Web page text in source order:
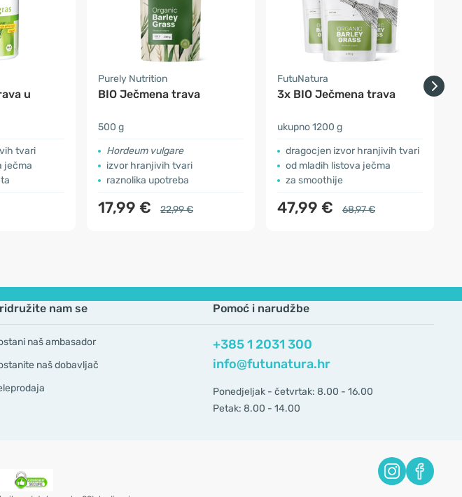
u
tvari
ječma
Purely Nutrition
BIO Ječmena trava
500 g
Hordeum vulgare
izvor hranjivih tvari
raznolika upotreba
17,99 € 22,99 €
FutuNatura
3x BIO Ječmena trava
ukupno 1200 g
dragocjen izvor hranjivih tvari
od mladih listova ječma
za smoothije
47,99 € 68,97 €
nam se
naš ambasador
naš dobavljač
Pomoć i narudžbe
+385 1 2031 300
info@futunatura.hr
Ponedjeljak - četvrtak: 8.00 - 16.00
Petak: 8.00 - 14.00